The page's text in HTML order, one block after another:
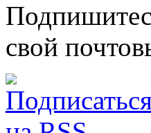
свой